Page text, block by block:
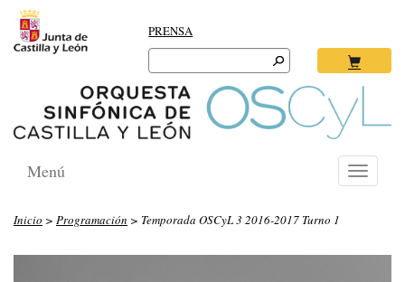
PRENSA
Search
for:
Toggle
Menú
Inicio > Programación > Temporada OSCyL 3 2016-2017 Turno 1